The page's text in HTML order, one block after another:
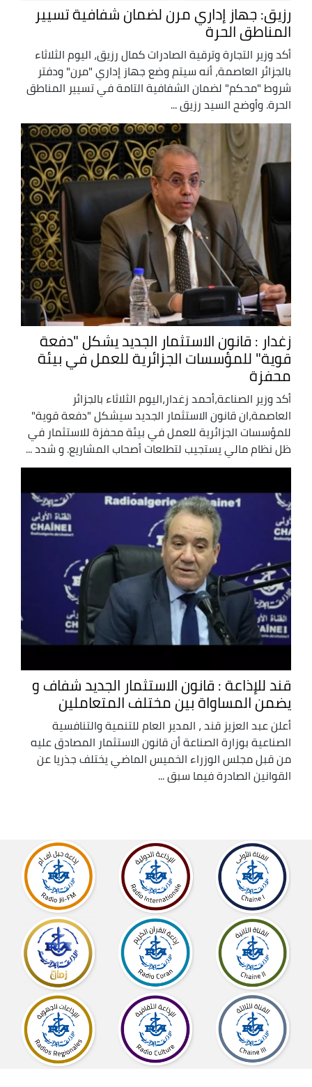
رزيق: جهاز إداري مرن لضمان شفافية تسيير
المناطق الحرة
أكد وزير التجارة وترقية الصادرات كمال رزيق، اليوم الثلاثاء
بالجزائر العاصمة، أنه سيتم وضع جهاز إداري "مرن" ودفتر
شروط "محكم" لضمان الشفافية التامة في تسيير المناطق
الحرة. وأوضح السيد رزيق ...
زغدار : قانون الاستثمار الجديد يشكل "دفعة
قوية" للمؤسسات الجزائرية للعمل في بيئة
محفزة
أكد وزير الصناعة،أحمد زغدار،اليوم الثلاثاء بالجزائر
العاصمة،ان قانون الاستثمار الجديد سيشكل "دفعة قوية"
للمؤسسات الجزائرية للعمل في بيئة محفزة للاستثمار في
ظل نظام مالي يستجيب لتطلعات أصحاب المشاريع. و شدد ...
قند للإذاعة : قانون الاستثمار الجديد شفاف و
يضمن المساواة بين مختلف المتعاملين
أعلن عبد العزيز قند ، المدير العام للتنمية والتنافسية
الصناعية بوزارة الصناعة أن قانون الاستثمار المصادق عليه
من قبل مجلس الوزراء الخميس الماضي يختلف جذريا عن
القوانين الصادرة فيما سبق ...